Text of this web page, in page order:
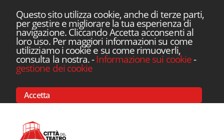
Questo sito utilizza cookie, anche di terze parti,
per gestire e migliorare la tua esperienza di
navigazione. Cliccando Accetta acconsenti al
loro uso. Per maggiori informazioni su come
utilizziamo i cookie e su come rimuoverli,
consulta la nostra.-Informazione sui cookie-
gestione dei cookie
Accetta